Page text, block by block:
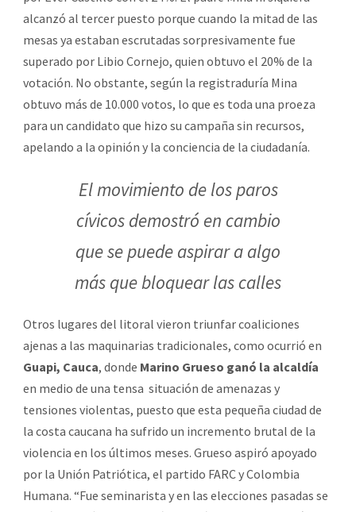
alcanzó al tercer puesto porque cuando la mitad de las
mesas ya estaban escrutadas sorpresivamente fue
superado por Libio Cornejo, quien obtuvo el 20% de la
votación. No obstante, según la registraduría Mina
obtuvo más de 10.000 votos, lo que es toda una proeza
para un candidato que hizo su campaña sin recursos,
apelando a la opinión y la conciencia de la ciudadanía.
El movimiento de los paros
cívicos demostró en cambio
que se puede aspirar a algo
más que bloquear las calles
Otros lugares del litoral vieron triunfar coaliciones
ajenas a las maquinarias tradicionales, como ocurrió en
Guapi, Cauca, donde Marino Grueso ganó la alcaldía
en medio de una tensa situación de amenazas y
tensiones violentas, puesto que esta pequeña ciudad de
la costa caucana ha sufrido un incremento brutal de la
violencia en los últimos meses. Grueso aspiró apoyado
por la Unión Patriótica, el partido FARC y Colombia
Humana. “Fue seminarista y en las elecciones pasadas se